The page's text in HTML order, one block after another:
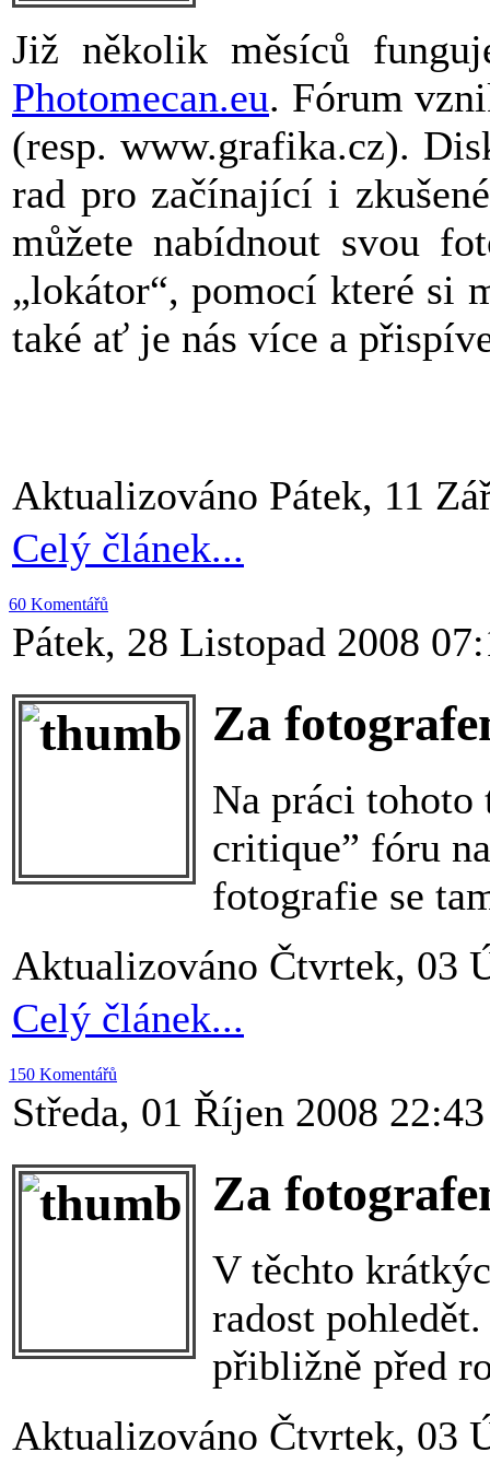
Již několik měsíců
Photomecan.eu. Fórum
(resp. www.grafika.cz).
rad pro začínající i
můžete nabídnout svou
„lokátor“, pomocí které si
také ať je nás více a
Aktualizováno Pátek, 11
Celý článek...
60 Komentářů
Pátek, 28 Listopad 2008
Za
Na práci tohoto
critique” fóru
fotografie se
Aktualizováno Čtvrtek, 03
Celý článek...
150 Komentářů
Středa, 01 Říjen 2008 22:43
Za
V těchto
radost
přibližně před
Aktualizováno Čtvrtek, 03